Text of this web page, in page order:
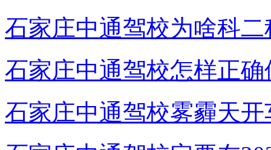
石家庄中通驾校为啥科
石家庄中通驾校怎样正
石家庄中通驾校雾霾天